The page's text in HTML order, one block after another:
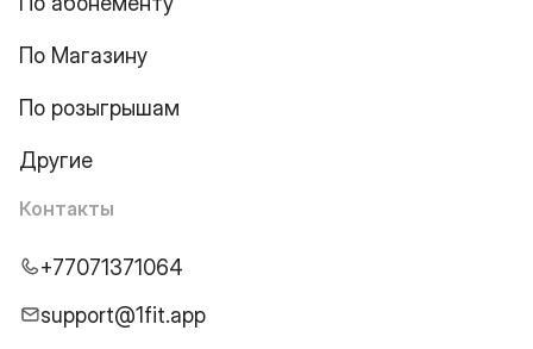
По Магазину
По розыгрышам
Другие
Контакты
+77071371064
support@1fit.app